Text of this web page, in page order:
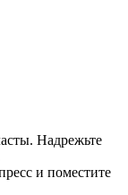
Надрежьте
и поместите